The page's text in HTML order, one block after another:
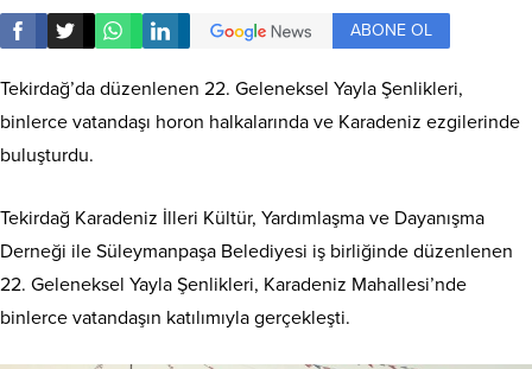
ABONE OL
Tekirdağ’da düzenlenen 22. Geleneksel Yayla Şenlikleri,
binlerce vatandaşı horon halkalarında ve Karadeniz ezgilerinde
buluşturdu.
Tekirdağ Karadeniz İlleri Kültür, Yardımlaşma ve Dayanışma
Derneği ile Süleymanpaşa Belediyesi iş birliğinde düzenlenen
22. Geleneksel Yayla Şenlikleri, Karadeniz Mahallesi’nde
binlerce vatandaşın katılımıyla gerçekleşti.